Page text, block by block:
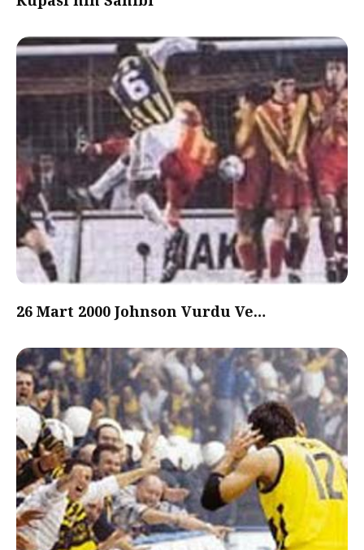
26 Mart 2000 Johnson Vurdu Ve…